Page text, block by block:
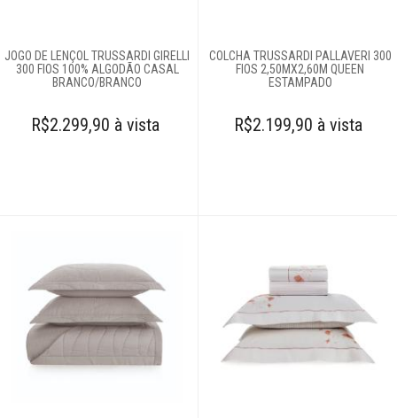
JOGO DE LENÇOL TRUSSARDI GIRELLI
300 FIOS 100% ALGODÃO CASAL
BRANCO/BRANCO
R$2.299,90 à vista
COLCHA TRUSSARDI PALLAVERI 300
FIOS 2,50MX2,60M QUEEN
ESTAMPADO
R$2.199,90 à vista